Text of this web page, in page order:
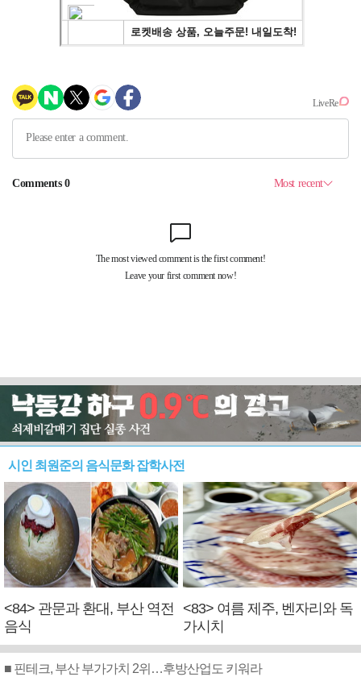
시인 최원준의 음식문화 잡학사전
<84> 관문과 환대, 부산 역전
음식
<83> 여름 제주, 벤자리와 독
가시치
■ 핀테크, 부산 부가가치 2위…후방산업도 키워라